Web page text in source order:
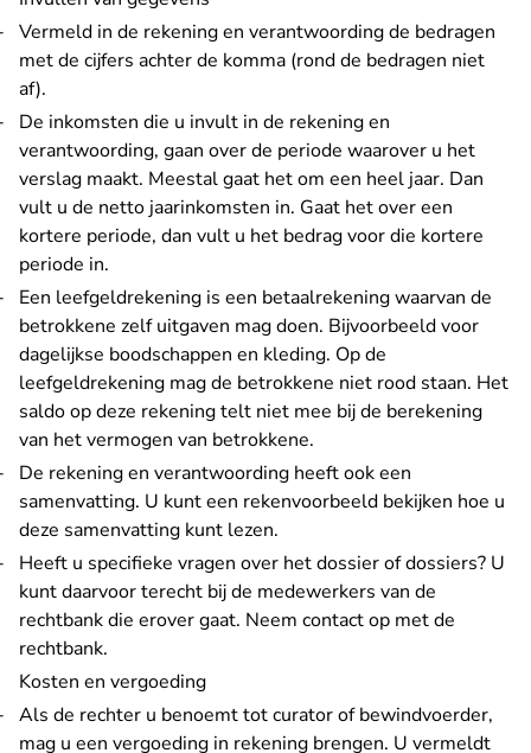
Vermeld in de rekening en verantwoording de bedragen
met de cijfers achter de komma (rond de bedragen niet
af).
De inkomsten die u invult in de rekening en
verantwoording, gaan over de periode waarover u het
verslag maakt. Meestal gaat het om een heel jaar. Dan
vult u de netto jaarinkomsten in. Gaat het over een
kortere periode, dan vult u het bedrag voor die kortere
periode in.
Een leefgeldrekening is een betaalrekening waarvan de
betrokkene zelf uitgaven mag doen. Bijvoorbeeld voor
dagelijkse boodschappen en kleding. Op de
leefgeldrekening mag de betrokkene niet rood staan. Het
saldo op deze rekening telt niet mee bij de berekening
van het vermogen van betrokkene.
De rekening en verantwoording heeft ook een
samenvatting. U kunt een rekenvoorbeeld bekijken hoe u
deze samenvatting kunt lezen.
Heeft u specifieke vragen over het dossier of dossiers? U
kunt daarvoor terecht bij de medewerkers van de
rechtbank die erover gaat. Neem contact op met de
rechtbank.
Kosten en vergoeding
Als de rechter u benoemt tot curator of bewindvoerder,
mag u een vergoeding in rekening brengen. U vermeldt